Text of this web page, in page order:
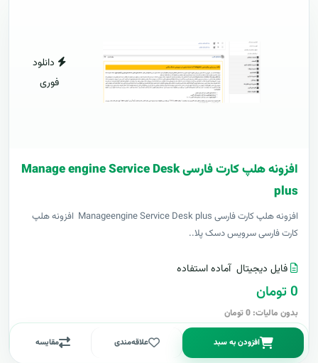
دانلود
فوری
افزونه هلپ کارت فارسی Manage engine Service Desk
plus
افزونه هلپ کارت فارسی Manageengine Service Desk plus افزونه هلپ
کارت فارسی سرویس دسک پلا..
فایل دیجیتال آماده استفاده
0 تومان
بدون مالیات: 0 تومان
افزودن به سبد علاقه‌مندی مقایسه